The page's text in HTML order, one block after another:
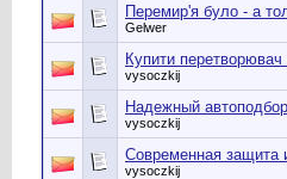
Перемир'я було - а
Gelwer
Купити
vysoczkij
Надежный
vysoczkij
Современная защита
vysoczkij